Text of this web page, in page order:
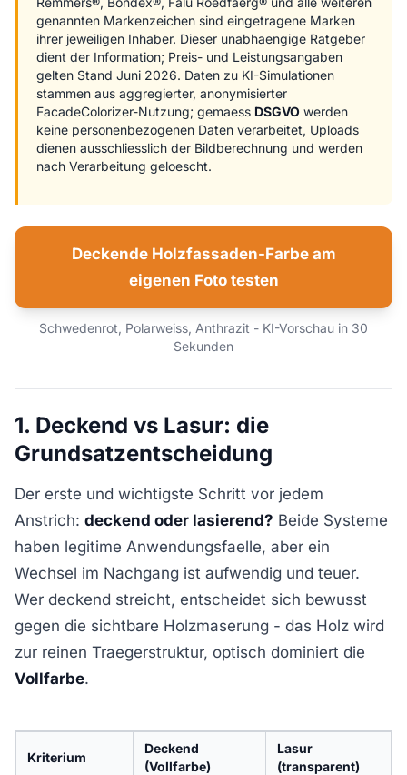
genannten Markenzeichen sind eingetragene Marken
ihrer jeweiligen Inhaber. Dieser unabhaengige Ratgeber
dient der Information; Preis- und Leistungsangaben
gelten Stand Juni 2026. Daten zu KI-Simulationen
stammen aus aggregierter, anonymisierter
FacadeColorizer-Nutzung; gemaess DSGVO werden
keine personenbezogenen Daten verarbeitet, Uploads
dienen ausschliesslich der Bildberechnung und werden
nach Verarbeitung geloescht.
Deckende Holzfassaden-Farbe am
eigenen Foto testen
Schwedenrot, Polarweiss, Anthrazit - KI-Vorschau in 30
Sekunden
1. Deckend vs Lasur: die
Grundsatzentscheidung
Der erste und wichtigste Schritt vor jedem
Anstrich: deckend oder lasierend? Beide Systeme
haben legitime Anwendungsfaelle, aber ein
Wechsel im Nachgang ist aufwendig und teuer.
Wer deckend streicht, entscheidet sich bewusst
gegen die sichtbare Holzmaserung - das Holz wird
zur reinen Traegerstruktur, optisch dominiert die
Vollfarbe.
Kriterium
Deckend
(Vollfarbe)
Lasur
(transparent)